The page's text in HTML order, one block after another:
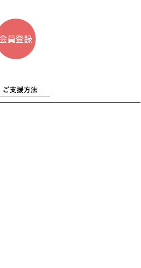
員登録
ご支援方法